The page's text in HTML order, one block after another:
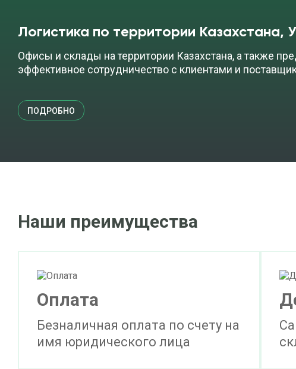
Логистика по территории Казахстана,
Офисы и склады на территории Казахстана, а также
эффективное сотрудничество с клиентами и
ПОДРОБНО
Наши преимущества
Оплата
Безналичная оплата по счету на
имя юридического лица